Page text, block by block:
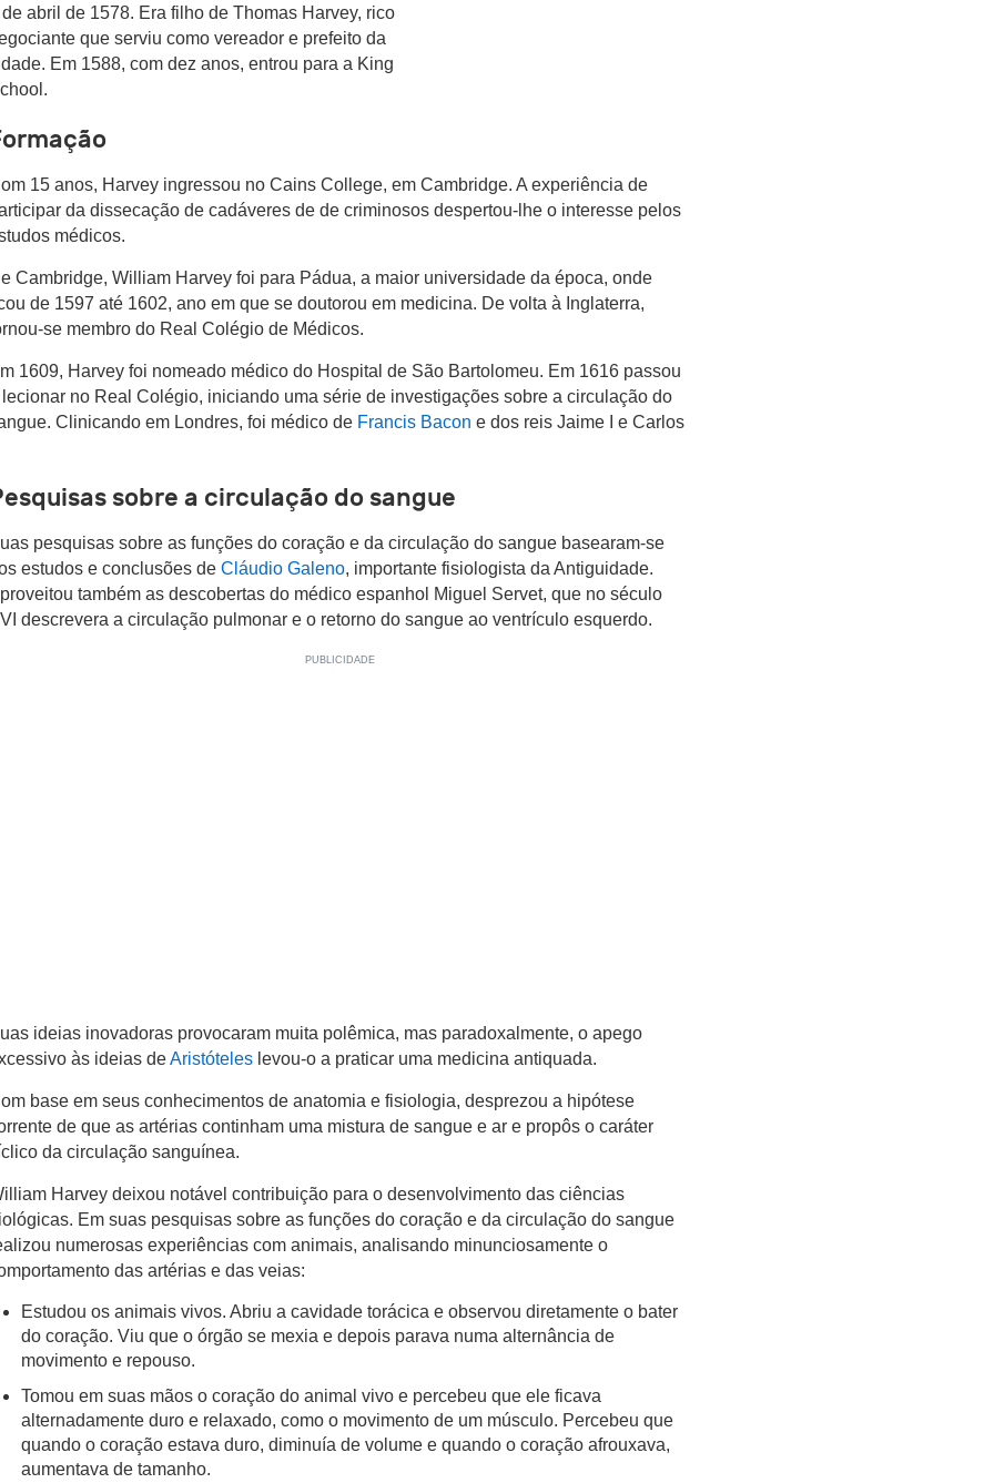
de abril de 1578. Era filho de Thomas Harvey, rico
que serviu como vereador e prefeito da
Em 1588, com dez anos, entrou para a King
15 anos, Harvey ingressou no Cains College, em Cambridge. A experiência de
da dissecação de cadáveres de de criminosos despertou-lhe o interesse pelos
médicos.
Cambridge, William Harvey foi para Pádua, a maior universidade da época, onde
de 1597 até 1602, ano em que se doutorou em medicina. De volta à Inglaterra,
se membro do Real Colégio de Médicos.
1609, Harvey foi nomeado médico do Hospital de São Bartolomeu. Em 1616 passou
no Real Colégio, iniciando uma série de investigações sobre a circulação do
Clinicando em Londres, foi médico de Francis Bacon e dos reis Jaime I e Carlos
sobre a circulação do sangue
pesquisas sobre as funções do coração e da circulação do sangue basearam-se
estudos e conclusões de Cláudio Galeno, importante fisiologista da Antiguidade.
também as descobertas do médico espanhol Miguel Servet, que no século
descrevera a circulação pulmonar e o retorno do sangue ao ventrículo esquerdo.
ideias inovadoras provocaram muita polêmica, mas paradoxalmente, o apego
às ideias deAristóteles levou-o a praticar uma medicina antiquada.
base em seus conhecimentos de anatomia e fisiologia, desprezou a hipótese
de que as artérias continham uma mistura de sangue e ar e propôs o caráter
da circulação sanguínea.
Harvey deixou notável contribuição para o desenvolvimento das ciências
Em suas pesquisas sobre as funções do coração e da circulação do sangue
numerosas experiências com animais, analisando minunciosamente o
das artérias e das veias:
Estudou os animais vivos. Abriu a cavidade torácica e observou diretamente o bater
do coração. Viu que o órgão se mexia e depois parava numa alternância de
movimento e repouso.
Tomou em suas mãos o coração do animal vivo e percebeu que ele ficava
alternadamente duro e relaxado, como o movimento de um músculo. Percebeu que
quando o coração estava duro, diminuía de volume e quando o coração afrouxava,
aumentava de tamanho.